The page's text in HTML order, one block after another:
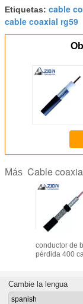
Etiquetas: cable
cable coaxial rg59
Más Cable
PE
conductor de
pérdida 400
antena
Cambie la lengua